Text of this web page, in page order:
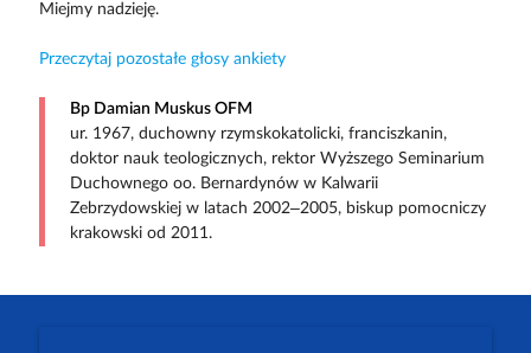
Miejmy nadzieję.
Przeczytaj pozostałe głosy ankiety
Bp Damian Muskus OFM
ur. 1967, duchowny rzymskokatolicki, franciszkanin,
doktor nauk teologicznych, rektor Wyższego Seminarium
Duchownego oo. Bernardynów w Kalwarii
Zebrzydowskiej w latach 2002–2005, biskup pomocniczy
krakowski od 2011.